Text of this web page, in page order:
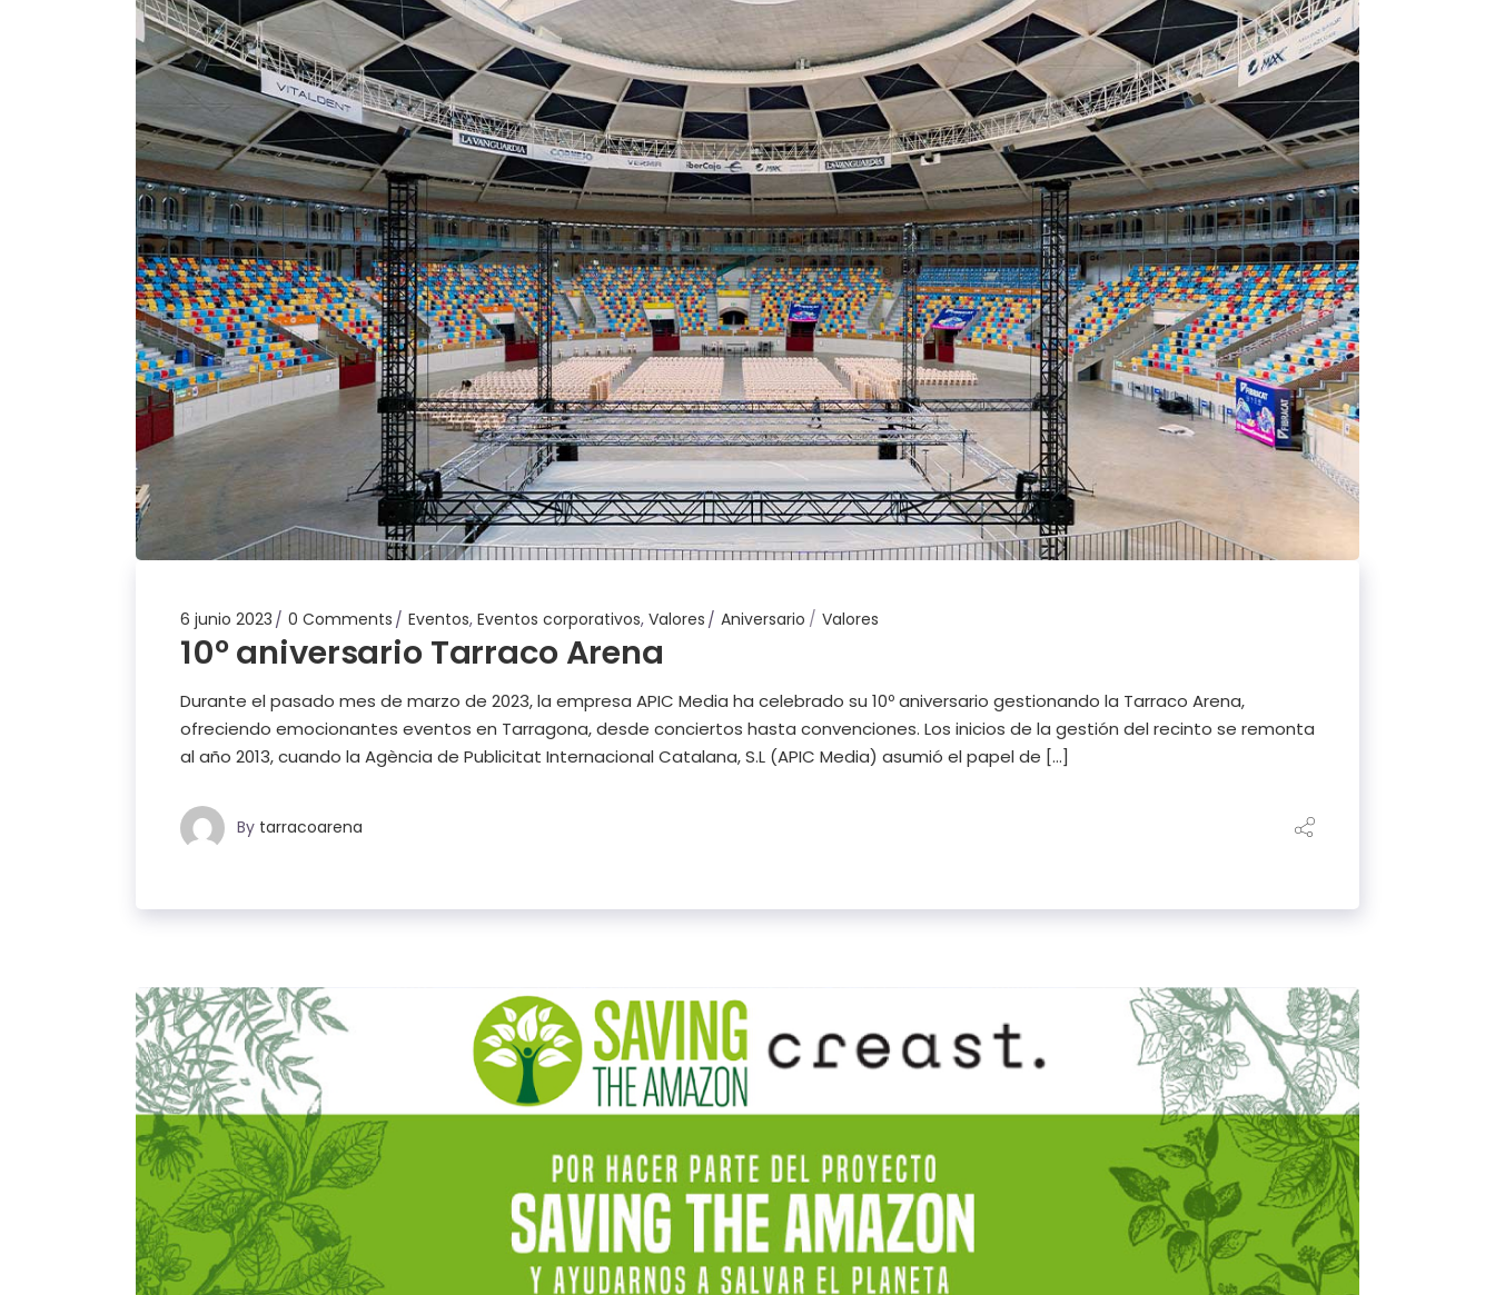
6 junio 2023 0 Comments Eventos, Eventos corporativos, Valores Aniversario Valores
10º aniversario Tarraco Arena
Durante el pasado mes de marzo de 2023, la empresa APIC Media ha celebrado su 10º aniversario gestionando la Tarraco Arena,
ofreciendo emocionantes eventos en Tarragona, desde conciertos hasta convenciones. Los inicios de la gestión del recinto se remonta
al año 2013, cuando la Agència de Publicitat Internacional Catalana, S.L (APIC Media) asumió el papel de […]
By tarracoarena